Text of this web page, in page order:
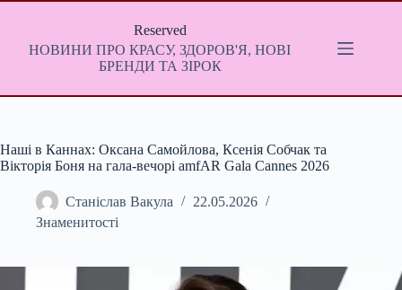
Перейти
Reserved
НОВИНИ ПРО КРАСУ, ЗДОРОВ'Я, НОВІ
БРЕНДИ ТА ЗІРОК
Наші в Каннах: Оксана Самойлова, Ксенія Собчак та
Вікторія Боня на гала-вечорі amfAR Gala Cannes 2026
Станіслав Вакула
22.05.2026
Знаменитості